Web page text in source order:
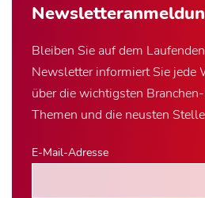
Bleiben Sie auf dem
Newsletter informiert Sie jede
über die wichtigsten
Themen und die neusten
E-Mail-Adresse